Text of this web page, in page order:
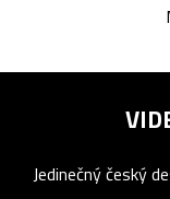
Jedinečný český